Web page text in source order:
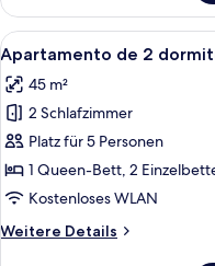
anzeigen
de
dormitorios
Vista
Piscina
(4
adultos)
Alle
Fotos
für
Apartamento
de
2
dormitorios
Piscina
7
Apartamento de 2
45 m²
2 Schlafzimmer
Platz für 5 Personen
1 Queen-Bett, 2
Kostenloses WLAN
Weitere Details
Weitere